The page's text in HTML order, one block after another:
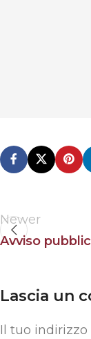
Newer
Avviso
Lascia un
Il tuo